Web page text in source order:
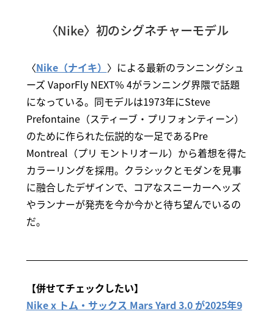
〈Nike〉初のシグネチャーモデル
〈Nike（ナイキ） 〉による最新のランニングシュ
ーズ VaporFly NEXT% 4がランニング界隈で話題
になっている。同モデルは1973年にSteve
Prefontaine（スティーブ・プリフォンティーン）
のために作られた伝説的な一足であるPre
Montreal（プリ モントリオール）から着想を得た
カラーリングを採用。クラシックとモダンを見事
に融合したデザインで、コアなスニーカーヘッズ
やランナーが発売を今か今かと待ち望んでいるの
だ。
【併せてチェックしたい】
Nike x トム・サックス Mars Yard 3.0 が2025年9